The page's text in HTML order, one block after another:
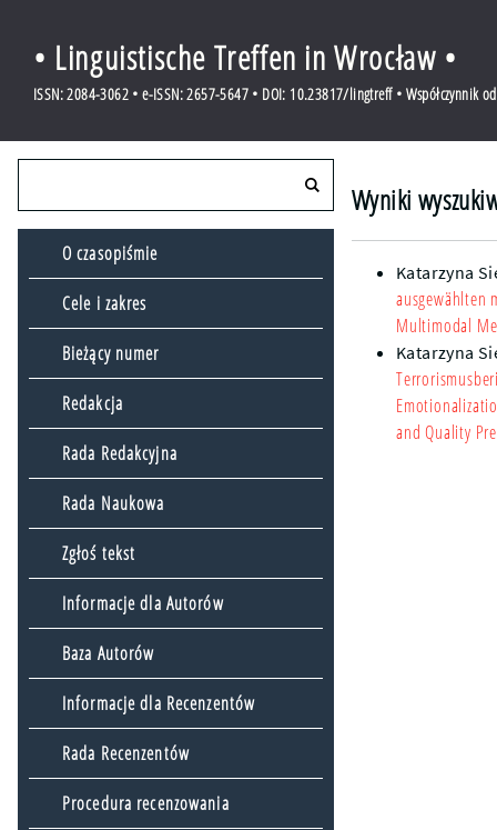
• Linguistische Treffen in Wrocław •
ISSN: 2084-3062 • e-ISSN: 2657-5647 • DOI: 10.23817/lingtreff • Współczynnik
O czasopiśmie
Cele i zakres
Bieżący numer
Redakcja
Rada Redakcyjna
Rada Naukowa
Zgłoś tekst
Informacje dla Autorów
Baza Autorów
Informacje dla Recenzentów
Rada Recenzentów
Procedura recenzowania
Wyniki
Katarzyna
ausgewählten
Multimodal
Katarzyna
and Quality